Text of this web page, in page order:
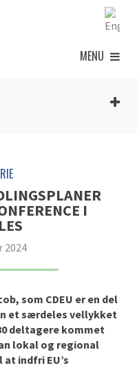
MENU
I
2024
som CDEU er en del
et særdeles vellykket
deltagere kommet
lokal og regional
indfri EU’s